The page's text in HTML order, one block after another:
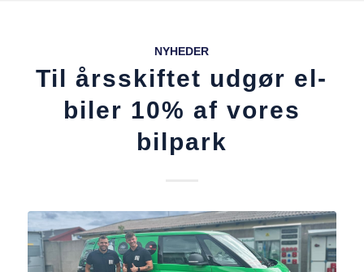
NYHEDER
Til årsskiftet udgør el-
biler 10% af vores
bilpark